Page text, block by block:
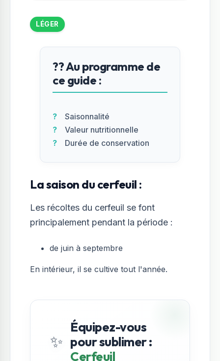
LÉGER
?? Au programme de
ce guide :
Saisonnalité
Valeur nutritionnelle
Durée de conservation
La saison du cerfeuil :
Les récoltes du cerfeuil se font
principalement pendant la période :
de juin à septembre
En intérieur, il se cultive tout l'année.
✨
Équipez-vous
pour sublimer :
Cerfeuil